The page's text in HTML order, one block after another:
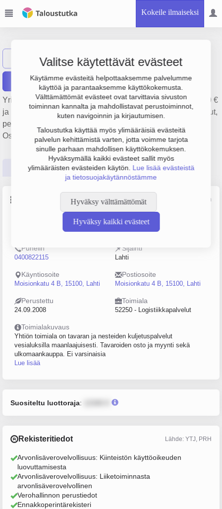
Kokeile ilmaiseksi
Valitse käytettävät evästeet
Käytämme evästeitä helpottaaksemme palvelumme
käyttöä ja parantaaksemme käyttökokemusta.
Välttämättömät evästeet ovat tarvittavia sivuston
toiminnan kannalta ja mahdollistavat perustoiminnot,
kuten navigoinnin ja kirjautumisen.
Taloustutka käyttää myös ylimääräisiä evästeitä
palvelun kehittämistä varten, jotta voimme tarjota
sinulle parhaan mahdollisen käyttökokemuksen.
Hyväksymällä kaikki evästeet sallit myös
ylimääräisten evästeiden käytön. Lue lisää evästeistä
ja tietosuojakäytännöstämme
Hyväksy välttämättömät
Hyväksy kaikki evästeet
Näytä haku RL RIC Line Oy
Raportit
Yrityksen RIC Line Oy liikevaihto on 2.3 milj. €, tulos 12 000 €
ja henkilöstömäärä 2. Sen päätoimiala on Logistiikkapalvelut,
perustamisvuosi 2008 ja sijainti Lahti. Yrityksen yhtiömuoto
Osakeyhtiö (OY).
Perustiedot Tilinpäätösluvut Päättäjätiedot
Lähde: YTJ, PRH, Traficom
Henkilöstömäärä
0–4
Puhelin
0400822115
Sijainti
Lahti
Käyntiosoite
Moisionkatu 4 B, 15100, Lahti
Postiosoite
Moisionkatu 4 B, 15100, Lahti
Perustettu
24.09.2008
Toimiala
52250 - Logistiikkapalvelut
Toimialakuvaus
Yhtiön toimiala on tavaran ja nesteiden kuljetuspalvelut
vesialuksilla maanlaajuisesti. Tavaroiden osto ja myynti sekä
ulkomaankauppa. Ei varsinaisia
Lue lisää
Suositeltu luottoraja:
Rekisteritiedot Lähde: YTJ, PRH
Arvonlisäverovelvollisuus: Kiinteistön käyttöoikeuden
luovuttamisesta
Arvonlisäverovelvollisuus: Liiketoiminnasta
arvonlisäverovelvollinen
Verohallinnon perustiedot
Ennakkoperintärekisteri